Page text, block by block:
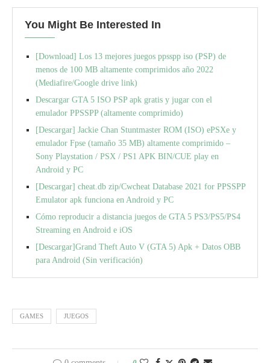
You Might Be Interested In
[Download] Los 13 mejores juegos ppsspp iso (PSP) de
menos de 100 MB altamente comprimidos año 2022
(Mediafire/Google drive link)
Descargar GTA 5 ISO PSP apk gratis y jugar con el
emulador PPSSPP (altamente comprimido)
[Descargar] Jackie Chan Stuntmaster ROM (ISO) ePSXe y
emulador Fpse (tamaño 35 MB) altamente comprimido –
Sony Playstation / PSX / PS1 APK BIN/CUE play en
Android y PC
[Descargar] cheat.db zip/Cwcheat Database 2021 for PPSSPP
Emulator apk funciona en Android y PC
Cómo reproducir a distancia juegos de GTA 5 PS3/PS5/PS4
Streaming en Android e iOS
[Descargar]Grand Theft Auto V (GTA 5) Apk + Datos OBB
para Android (Sin verificación)
GAMES JUEGOS